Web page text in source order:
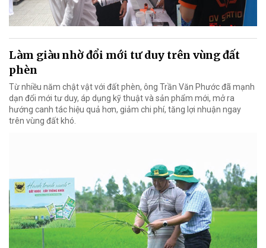
Làm giàu nhờ đổi mới tư duy trên vùng đất
phèn
Từ nhiều năm chật vật với đất phèn, ông Trần Văn Phước đã mạnh
dạn đổi mới tư duy, áp dụng kỹ thuật và sản phẩm mới, mở ra
hướng canh tác hiệu quả hơn, giảm chi phí, tăng lợi nhuận ngay
trên vùng đất khó.